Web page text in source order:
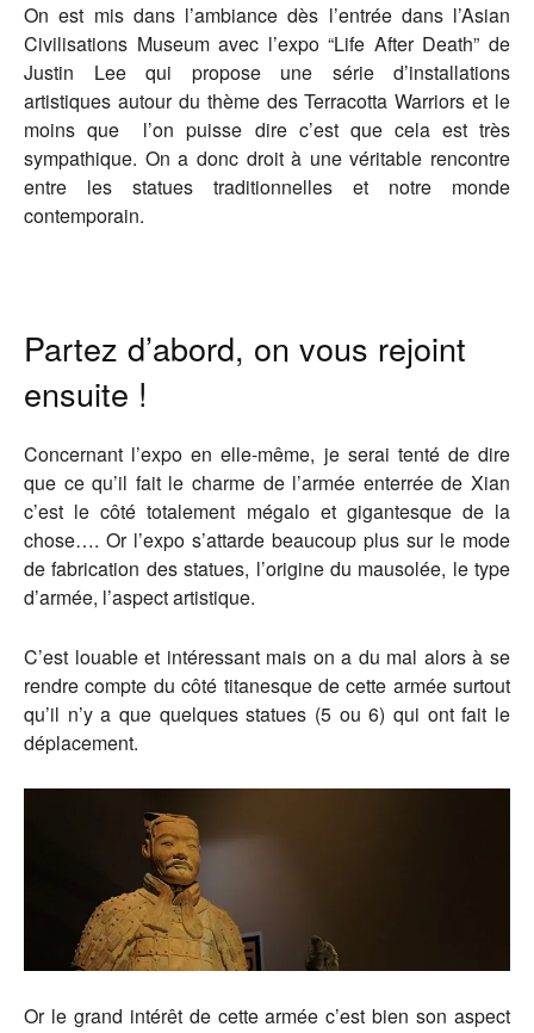
On est mis dans l’ambiance dès l’entrée dans l’Asian
Civilisations Museum avec l’expo “Life After Death” de
Justin Lee qui propose une série d’installations
artistiques autour du thème des Terracotta Warriors et le
moins que l’on puisse dire c’est que cela est très
sympathique. On a donc droit à une véritable rencontre
entre les statues traditionnelles et notre monde
contemporain.
Partez d’abord, on vous rejoint
ensuite !
Concernant l’expo en elle-même, je serai tenté de dire
que ce qu’il fait le charme de l’armée enterrée de Xian
c’est le côté totalement mégalo et gigantesque de la
chose…. Or l’expo s’attarde beaucoup plus sur le mode
de fabrication des statues, l’origine du mausolée, le type
d’armée, l’aspect artistique.
C’est louable et intéressant mais on a du mal alors à se
rendre compte du côté titanesque de cette armée surtout
qu’il n’y a que quelques statues (5 ou 6) qui ont fait le
déplacement.
Or le grand intérêt de cette armée c’est bien son aspect